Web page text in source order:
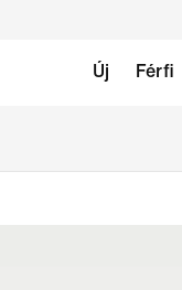
Új Férfi